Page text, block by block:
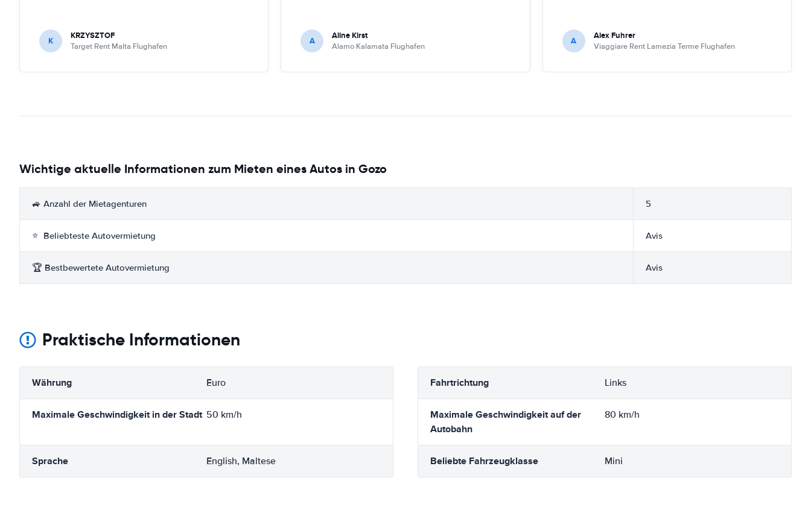
K KRZYSZTOF
Target Rent Malta Flughafen A Aline Kirst
Alamo Kalamata Flughafen A Alex Fuhrer
Viaggiare Rent Lamezia Terme Flughafen
Wichtige aktuelle Informationen zum Mieten eines Autos in Gozo
🚙 Anzahl der Mietagenturen 5
⭐ Beliebteste Autovermietung Avis
🏆 Bestbewertete Autovermietung Avis
Praktische Informationen
Währung Euro Fahrtrichtung Links
Maximale Geschwindigkeit in der Stadt 50 km/h
Maximale Geschwindigkeit auf der
Autobahn
80 km/h
Sprache English, Maltese Beliebte Fahrzeugklasse Mini